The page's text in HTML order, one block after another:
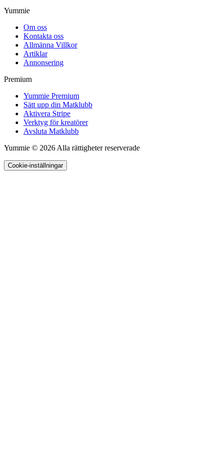
Yummie
Om oss
Kontakta oss
Allmänna Villkor
Artiklar
Annonsering
Premium
Yummie Premium
Sätt upp din Matklubb
Aktivera Stripe
Verktyg för kreatörer
Avsluta Matklubb
Yummie © 2026 Alla rättigheter reserverade
Cookie-inställningar